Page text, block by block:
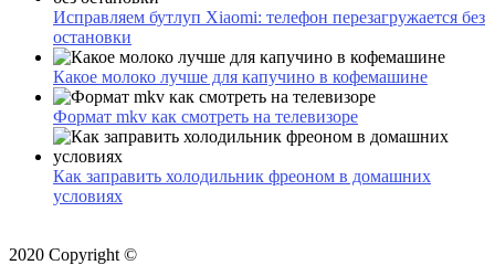
Исправляем бутлуп Xiaomi: телефон перезагружается без
остановки
Какое молоко лучше для капучино в кофемашине
Формат mkv как смотреть на телевизоре
Как заправить холодильник фреоном в домашних
условиях
2020 Copyright ©